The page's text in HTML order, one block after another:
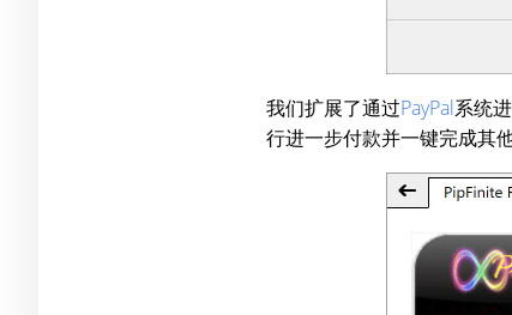
我们扩展了通过PayPal系统
行进一步付款并一键完成其他